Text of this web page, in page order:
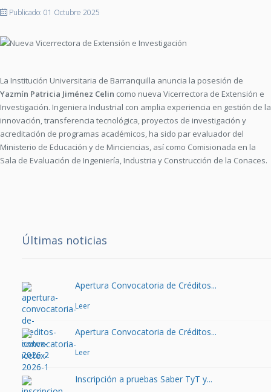
Publicado: 01 Octubre 2025
La Institución Universitaria de Barranquilla anuncia la posesión de
Yazmín Patricia Jiménez Celin como nueva Vicerrectora de Extensión e
Investigación. Ingeniera Industrial con amplia experiencia en gestión de la
innovación, transferencia tecnológica, proyectos de investigación y
acreditación de programas académicos, ha sido par evaluador del
Ministerio de Educación y de Minciencias, así como Comisionada en la
Sala de Evaluación de Ingeniería, Industria y Construcción de la Conaces.
Últimas noticias
Apertura Convocatoria de Créditos...
Leer
Apertura Convocatoria de Créditos...
Leer
Inscripción a pruebas Saber TyT y...